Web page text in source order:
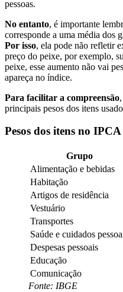
pessoas.
No entanto, é importante
corresponde a uma média dos
Por isso, ela pode não refletir
preço do peixe, por exemplo,
peixe, esse aumento não vai
apareça no índice.
Para facilitar a compreensão
principais pesos dos itens
Pesos dos itens no IPCA
Grupo
Alimentação e bebidas
Habitação
Artigos de residência
Vestuário
Transportes
Saúde e cuidados
Despesas pessoais
Educação
Comunicação
Fonte: IBGE